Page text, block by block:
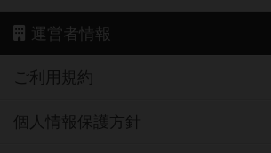
運営者情報
ご利用規約
個人情報保護方針